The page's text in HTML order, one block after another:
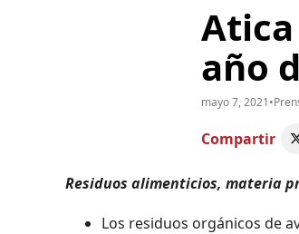
año
mayo 7, 2021•
Compartir
Residuos alimenticios, materia
Los residuos orgánicos de